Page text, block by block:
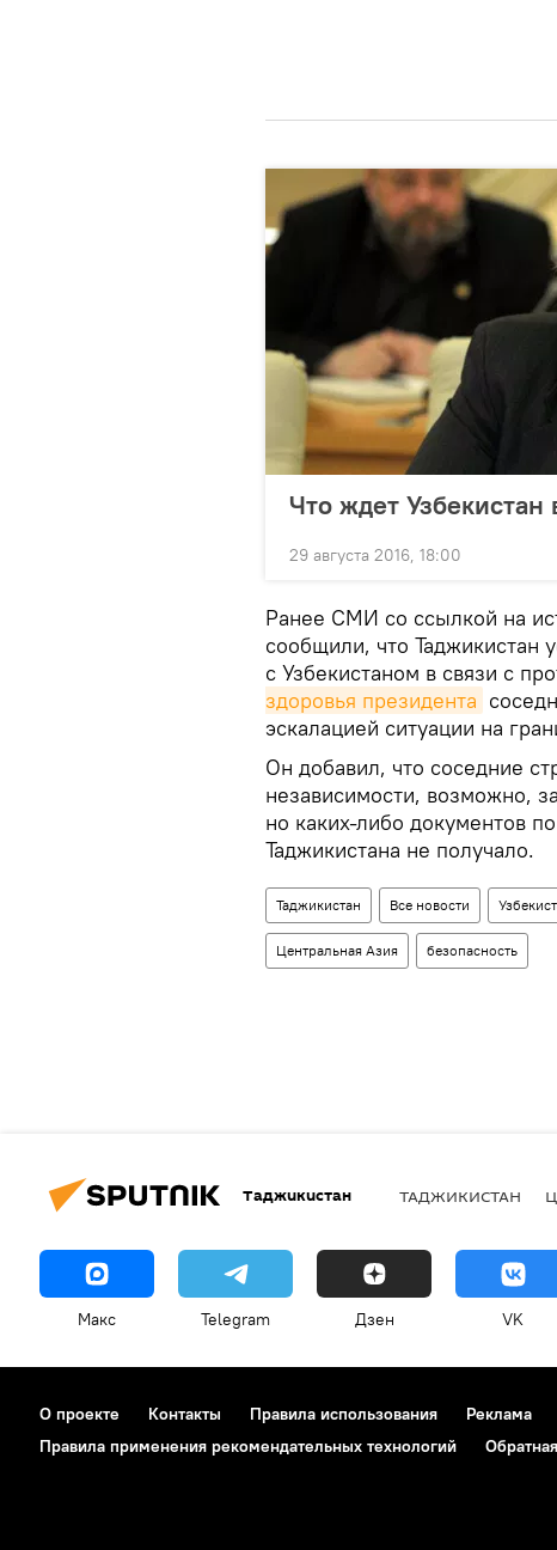
Что ждет Узбекистан
29 августа 2016, 18:00
Ранее СМИ со ссылкой на
сообщили, что Таджикистан
с Узбекистаном в связи с
здоровья президента
эскалацией ситуации на
Он добавил, что соседние
независимости, возможно,
но каких-либо документов
Таджикистана не получало.
Таджикистан Все новости
Центральная Азия безопасность
Таджикистан ТАДЖИКИСТАН
Макс Telegram Дзен VK
О проекте Контакты Правила использования Реклама
Правила применения рекомендательных технологий